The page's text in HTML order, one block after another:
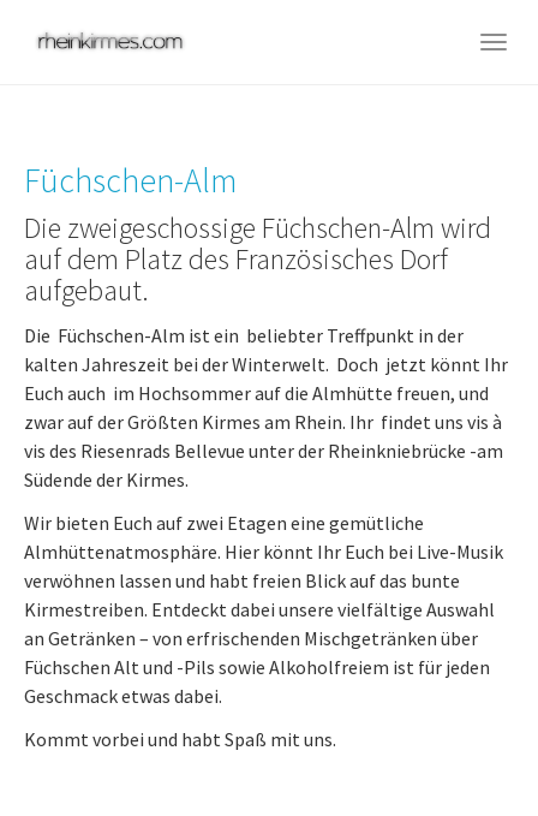
Füchschen-Alm
Die zweigeschossige Füchschen-Alm wird
auf dem Platz des Französisches Dorf
aufgebaut.
Die Füchschen-Alm ist ein beliebter Treffpunkt in der
kalten Jahreszeit bei der Winterwelt. Doch jetzt könnt Ihr
Euch auch im Hochsommer auf die Almhütte freuen, und
zwar auf der Größten Kirmes am Rhein. Ihr findet uns vis à
vis des Riesenrads Bellevue unter der Rheinkniebrücke -am
Südende der Kirmes.
Wir bieten Euch auf zwei Etagen eine gemütliche
Almhüttenatmosphäre. Hier könnt Ihr Euch bei Live-Musik
verwöhnen lassen und habt freien Blick auf das bunte
Kirmestreiben. Entdeckt dabei unsere vielfältige Auswahl
an Getränken – von erfrischenden Mischgetränken über
Füchschen Alt und -Pils sowie Alkoholfreiem ist für jeden
Geschmack etwas dabei.
Kommt vorbei und habt Spaß mit uns.